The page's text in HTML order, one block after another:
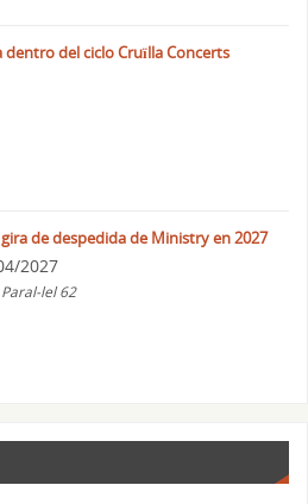
dentro del ciclo Cruïlla Concerts
de despedida de Ministry en 2027
2027
lel 62